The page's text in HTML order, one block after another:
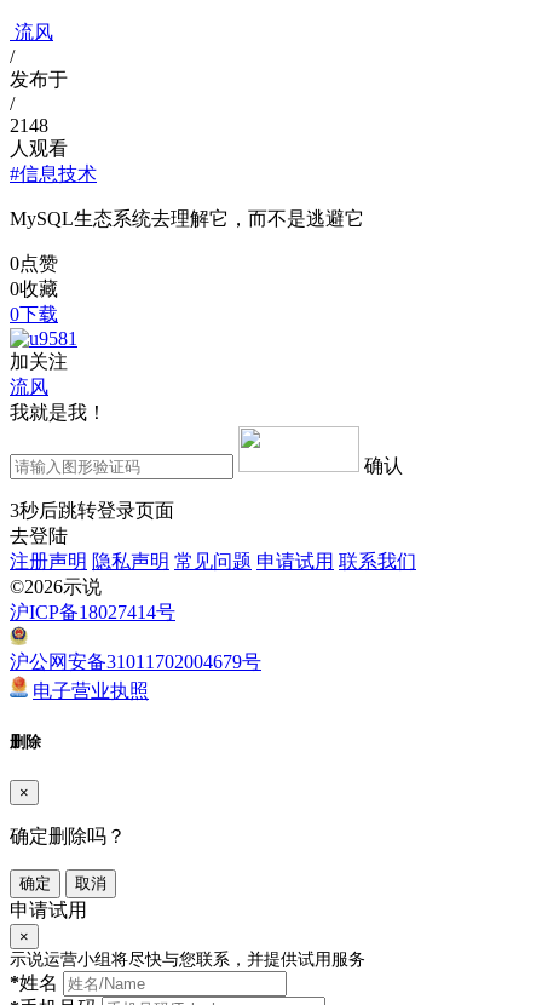
流风
/
发布于
/
2148
人观看
#信息技术
MySQL生态系统去理解它，而不是逃避它
0点赞
0收藏
0下载
加关注
流风
我就是我！
确认
3秒后跳转登录页面
去登陆
注册声明 隐私声明 常见问题 申请试用 联系我们
©2026示说
沪ICP备18027414号
沪公网安备31011702004679号
电子营业执照
删除
×
确定删除吗？
确定 取消
申请试用
×
示说运营小组将尽快与您联系，并提供试用服务
*姓名